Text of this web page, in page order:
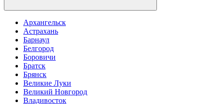
Архангельск
Астрахань
Барнаул
Белгород
Боровичи
Братск
Брянск
Великие Луки
Великий Новгород
Владивосток